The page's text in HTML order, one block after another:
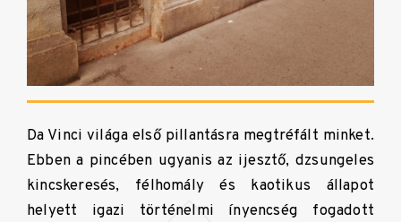
Da Vinci világa első pillantásra megtréfált minket.
Ebben a pincében ugyanis az ijesztő, dzsungeles
kincskeresés, félhomály és kaotikus állapot
helyett igazi történelmi ínyencség fogadott